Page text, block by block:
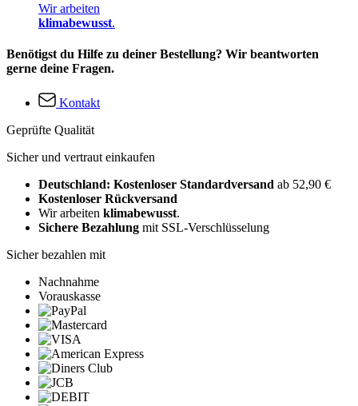
Wir arbeiten
klimabewusst.
Benötigst du Hilfe zu deiner Bestellung? Wir beantworten
gerne deine Fragen.
Kontakt
Geprüfte Qualität
Sicher und vertraut einkaufen
Deutschland: Kostenloser Standardversand ab 52,90 €
Kostenloser Rückversand
Wir arbeiten klimabewusst.
Sichere Bezahlung mit SSL-Verschlüsselung
Sicher bezahlen mit
Nachnahme
Vorauskasse